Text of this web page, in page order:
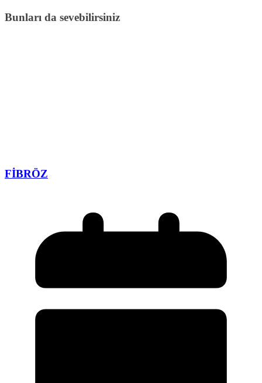
Bunları da sevebilirsiniz
FİBRÖZ